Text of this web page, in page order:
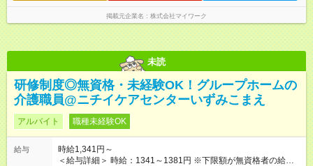
掲載元企業名 株式会社マイワーク
未読
研修制度◎無資格・未経験OK！グループホームの
介護職員@ニチイケアセンターいずみこまえ
アルバイト 職種未経験OK
給与
時給1,341円～
＜給与詳細＞ 時給：1341～1381円 ※下限額が無資格者の給与